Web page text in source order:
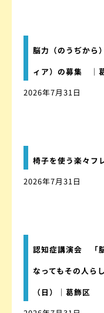
脳力（のうぢから
ィア）の募集 ｜
2026年7月31日
椅子を使う楽々フ
2026年7月31日
認知症講演会 「
なってもその人
（日）｜葛飾区